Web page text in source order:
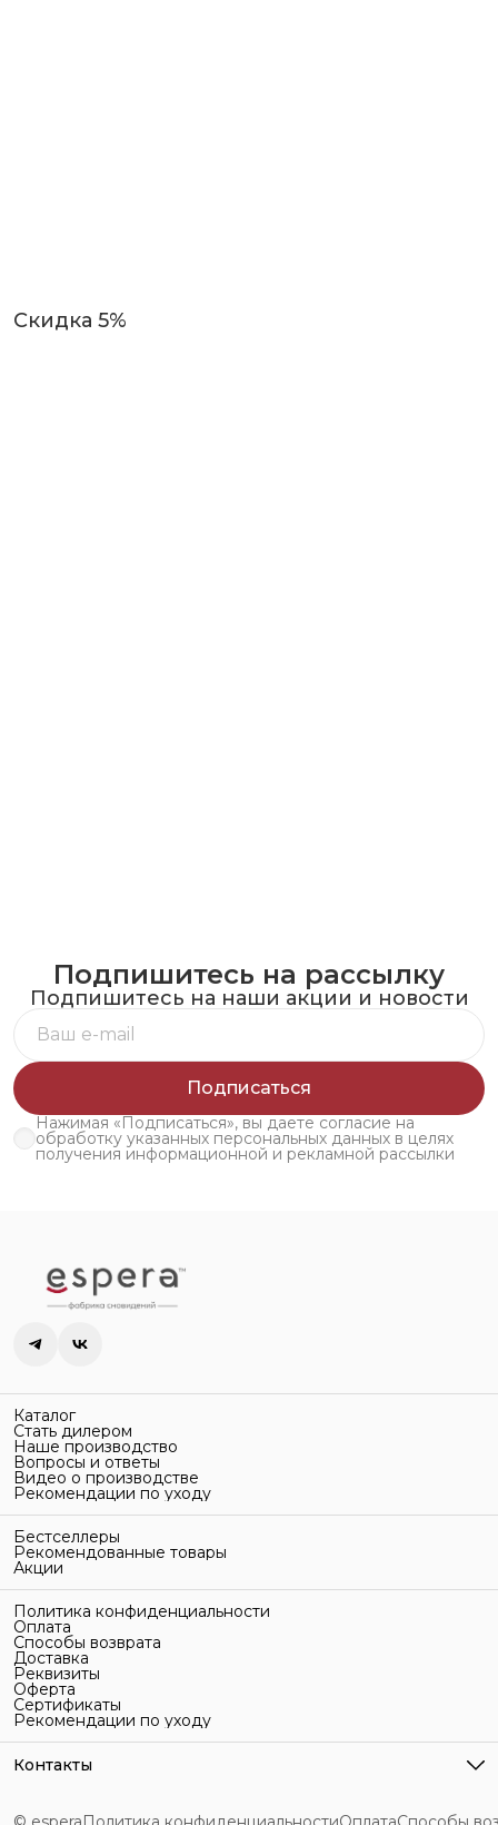
Скидка 5%
Подпишитесь на рассылку
Подпишитесь на наши акции и новости
Подписаться
Нажимая «Подписаться», вы даете согласие на
обработку указанных персональных данных в целях
получения информационной и рекламной рассылки
Каталог
Стать дилером
Наше производство
Вопросы и ответы
Видео о производстве
Рекомендации по уходу
Бестселлеры
Рекомендованные товары
Акции
Политика конфиденциальности
Оплата
Способы возврата
Доставка
Реквизиты
Оферта
Сертификаты
Рекомендации по уходу
Контакты